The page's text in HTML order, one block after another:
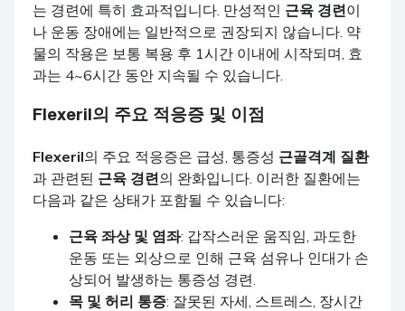
는 경련에 특히 효과적입니다. 만성적인 근육 경련이
나 운동 장애에는 일반적으로 권장되지 않습니다. 약
물의 작용은 보통 복용 후 1시간 이내에 시작되며, 효
과는 4~6시간 동안 지속될 수 있습니다.
Flexeril 의 주요 적응증 및 이점
Flexeril의 주요 적응증은 급성, 통증성 근골격계 질환
과 관련된 근육 경련의 완화입니다. 이러한 질환에는
다음과 같은 상태가 포함될 수 있습니다:
근육 좌상 및 염좌: 갑작스러운 움직임, 과도한
운동 또는 외상으로 인해 근육 섬유나 인대가 손
상되어 발생하는 통증성 경련.
목 및 허리 통증: 잘못된 자세, 스트레스, 장시간